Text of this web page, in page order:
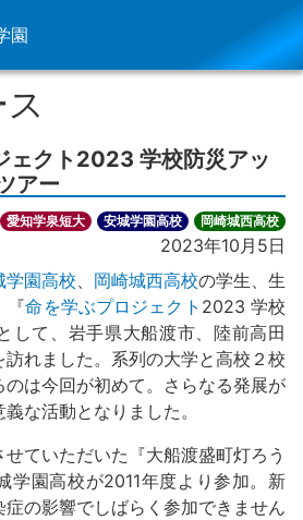
園
ェクト2023 学校防災アッ
アー
愛知学泉短大 安城学園高校 岡崎城西高校
2023年10月5日
学園高校、 岡崎城西高校の学生、生
『命を学ぶプロジェクト 2023 学校
して、岩手県大船渡市、陸前高田
れました。系列の大学と高校２校
は今回が初めて。さらなる発展が
な活動となりました。
ていただいた『大船渡盛町灯ろう
学園高校が2011年度より参加。新
の影響でしばらく参加できません